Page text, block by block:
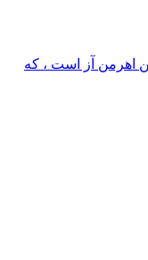
اهرمن آز است ، که